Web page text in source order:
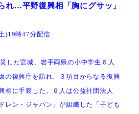
れ…平野復興相「胸にグサッ」
)19時47分配信
した宮城、岩手両県の小中学生６人
の復興庁を訪れ、３項目からなる復興
相に手渡した。
６人は公益社団法人
レン ・ ジャパン」が組織した「子ども